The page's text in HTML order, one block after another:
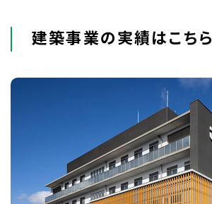
建築事業の実績はこちら